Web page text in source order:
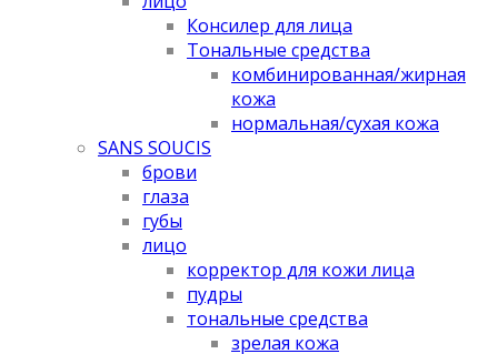
Консилер для лица
Тональные средства
комбинированная/жирная
кожа
нормальная/cухая кожа
SANS SOUCIS
брови
глаза
губы
лицо
корректор для кожи лица
пудры
тональные средства
зрелая кожа